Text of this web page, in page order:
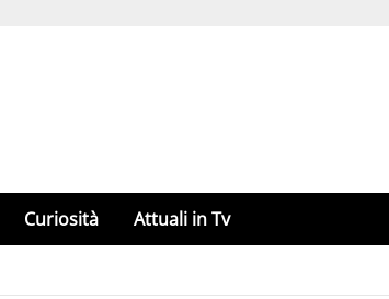
Curiosità Attuali in Tv